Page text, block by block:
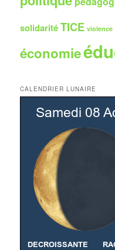
solidaritéTICE violence
économie
CALENDRIER LUNAIRE